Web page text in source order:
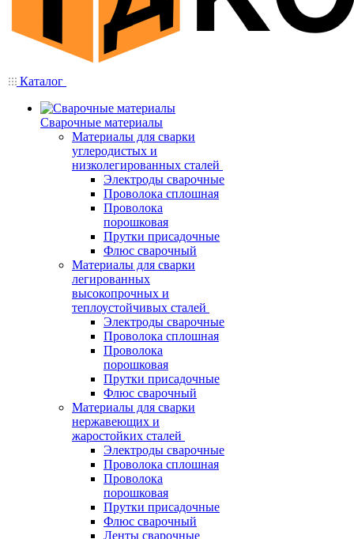
Каталог
Сварочные материалы
Материалы для сварки
углеродистых и
низколегированных сталей
Электроды сварочные
Проволока сплошная
Проволока
порошковая
Прутки присадочные
Флюс сварочный
Материалы для сварки
легированных
высокопрочных и
теплоустойчивых сталей
Электроды сварочные
Проволока сплошная
Проволока
порошковая
Прутки присадочные
Флюс сварочный
Материалы для сварки
нержавеющих и
жаростойких сталей
Электроды сварочные
Проволока сплошная
Проволока
порошковая
Прутки присадочные
Флюс сварочный
Ленты сварочные